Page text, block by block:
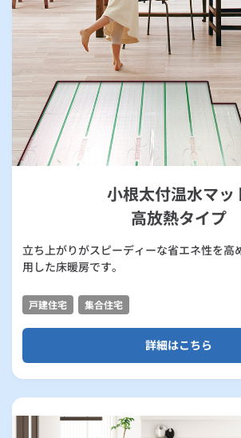
小根太付温水マッ
高放熱タイプ
立ち上がりがスピーディーな省エネ性を高
用した床暖房です。
戸建住宅 集合住宅
詳細はこちら